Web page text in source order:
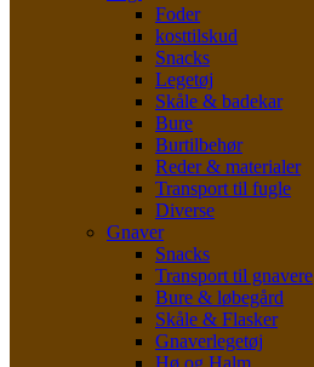
Foder
kosttilskud
Snacks
Legetøj
Skåle & badekar
Bure
Burtilbehør
Reder & materialer
Transport til fugle
Diverse
Gnaver
Snacks
Transport til gnavere
Bure & løbegård
Skåle & Flasker
Gnaverlegetøj
Hø og Halm